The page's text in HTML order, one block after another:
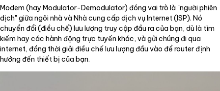
Modem (hay Modulator-Demodulator) đóng vai trò là "người phiên
dịch" giữa ngôi nhà và Nhà cung cấp dịch vụ Internet (ISP). Nó
chuyển đổi (điều chế) lưu lượng truy cập đầu ra của bạn, dù là tìm
kiếm hay các hành động trực tuyến khác, và gửi chúng đi qua
internet, đồng thời giải điều chế lưu lượng đầu vào để router định
hướng đến thiết bị của bạn.